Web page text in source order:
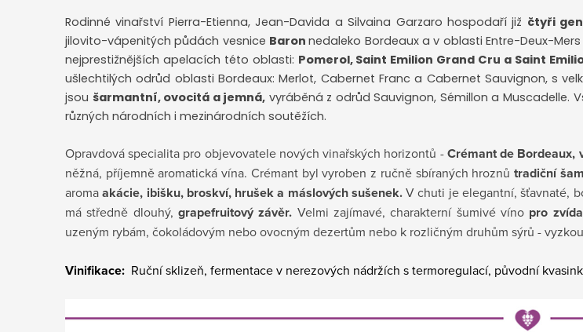
Rodinné vinařství Pierra-Etienna, Jean-Davida a Silvaina Garzaro hospodaří již čtyři
jilovito-vápenitých půdách vesnice Baronnedaleko Bordeaux a v oblasti Entre-Deux-
nejprestižnějších apelacích této oblasti: Pomerol, Saint Emilion Grand Cru a Saint
ušlechtilých odrůd oblasti Bordeaux: Merlot, Cabernet Franc a Cabernet Sauvignon, s
jsou šarmantní, ovocitá a jemná, vyráběná z odrůd Sauvignon, Sémillon a Muscadelle.
různých národních i mezinárodních soutěžích.
Opravdová specialita pro objevovatele nových vinařských horizontů -Crémant de Bordeaux,
něžná, příjemně aromatická vína. Crémant byl vyroben z ručně sbíraných hroznů tradiční
aromaakácie, ibišku, broskví, hrušek a máslových sušenek.V chuti je elegantní, šťavnaté,
má středně dlouhý, grapefruitový závěr. Velmi zajímavé, charakterní šumivé víno pro
uzeným rybám, čokoládovým nebo ovocným dezertům nebo k rozličným druhům sýrů -
Vinifikace: Ruční sklizeň, fermentace v nerezových nádržích s termoregulací, původní